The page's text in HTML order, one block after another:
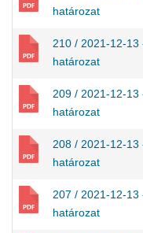
határozat
210 / 2021-12-13
határozat
209 / 2021-12-13
határozat
208 / 2021-12-13
határozat
207 / 2021-12-13
határozat